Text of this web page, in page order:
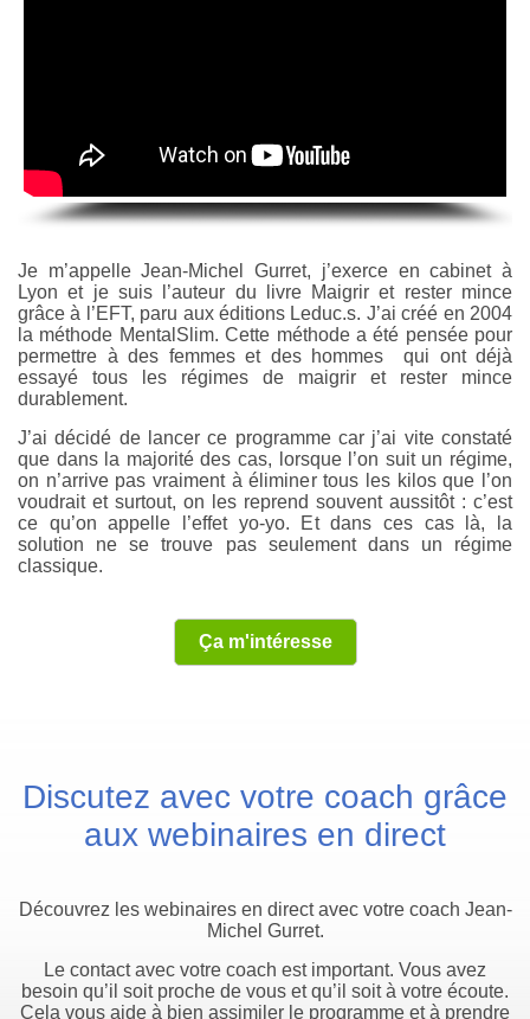
Je m’appelle Jean-Michel Gurret, j’exerce en cabinet à
Lyon et je suis l’auteur du livre Maigrir et rester mince
grâce à l’EFT, paru aux éditions Leduc.s. J’ai créé en 2004
la méthode MentalSlim. Cette méthode a été pensée pour
permettre à des femmes et des hommes ­ qui ont déjà
essayé tous les régimes de maigrir et rester mince
durablement.
J’ai décidé de lancer ce programme car j’ai vite constaté
que dans la majorité des cas, lorsque l’on suit un régime,
on n’arrive pas vraiment à éliminer tous les kilos que l’on
voudrait et surtout, on les reprend souvent aussitôt : c’est
ce qu’on appelle l’effet yo-yo. Et dans ces cas là, la
solution ne se trouve pas seulement dans un régime
classique.
Ça m'intéresse
Discutez avec votre coach grâce
aux webinaires en direct
Découvrez les webinaires en direct avec votre coach Jean-
Michel Gurret.
Le contact avec votre coach est important. Vous avez
besoin qu’il soit proche de vous et qu’il soit à votre écoute.
Cela vous aide à bien assimiler le programme et à prendre